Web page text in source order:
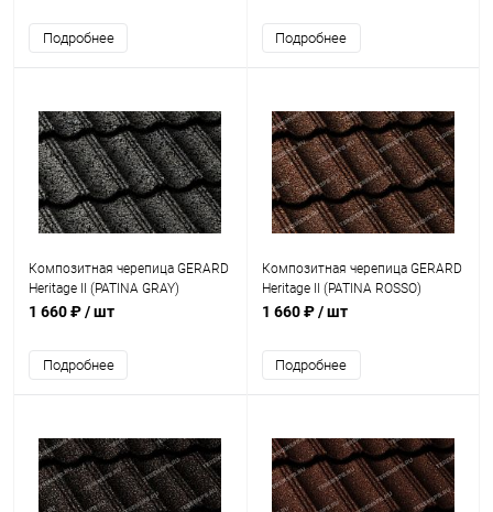
Подробнее Подробнее
Композитная черепица GERARD
Heritage II (PATINA GRAY)
1 660 ₽/ шт
Подробнее
Композитная черепица GERARD
Heritage II (PATINA ROSSO)
1 660 ₽/ шт
Подробнее